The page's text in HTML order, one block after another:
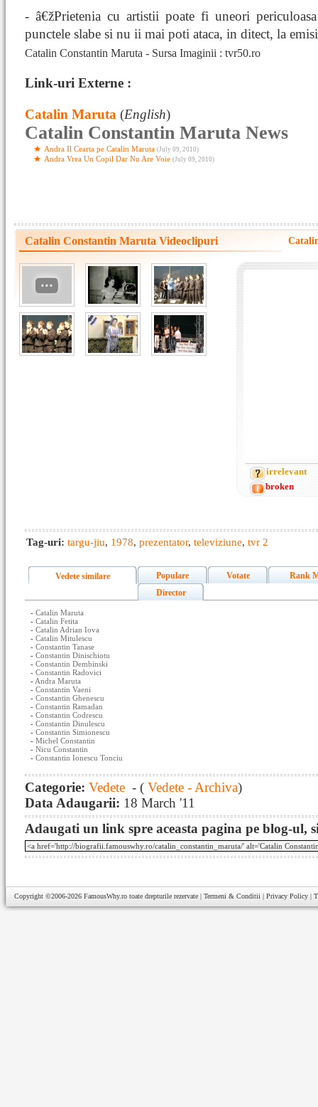
- â€žPrietenia cu artistii poate fi uneori
punctele slabe si nu ii mai poti ataca, in ditect, la
Catalin Constantin Maruta - Sursa Imaginii : tvr50.ro
Link-uri Externe :
Catalin Maruta (English)
Catalin Constantin Maruta News
Andra Il Cearta pe Catalin Maruta (July 09, 2010)
Andra Vrea Un Copil Dar Nu Are Voie (July 09, 2010)
Catalin Constantin Maruta Videoclipuri
irrelevant
broken
Tag-uri: targu-jiu, 1978, prezentator, televiziune, tvr 2
Vedete similare Populare Votate
Rank
Director
- Catalin Maruta
- Catalin Fetita
- Catalin Adrian Iova
- Catalin Mitulescu
- Constantin Tanase
- Constantin Dinischiotu
- Constantin Dembinski
- Constantin Radovici
- Andra Maruta
- Constantin Vaeni
- Constantin Ghenescu
- Constantin Ramadan
- Constantin Codrescu
- Constantin Dinulescu
- Constantin Simionescu
- Michel Constantin
- Nicu Constantin
- Constantin Ionescu Tonciu
Categorie: Vedete - ( Vedete - Archiva)
Data Adaugarii: 18 March '11
Adaugati un link spre aceasta pagina pe blog-ul,
Copyright ©2006-2026 FamousWhy.ro toate drepturile rezervate | Termeni & Conditii | Privacy Policy |